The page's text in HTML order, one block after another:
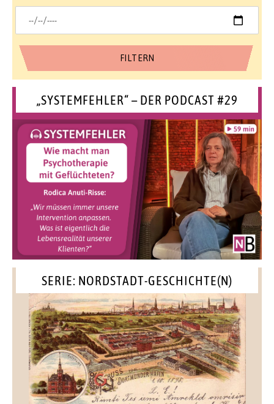
„SYSTEMFEHLER“ – DER PODCAST #29
SERIE: NORDSTADT-GESCHICHTE(N)